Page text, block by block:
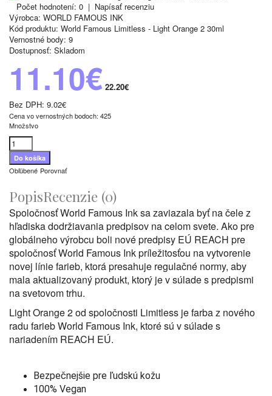
Počet hodnotení: 0 | Napísať recenziu
Výrobca: WORLD FAMOUS INK
Kód produktu: World Famous Limitless - Light Orange 2 30ml
Vernostné body: 9
Dostupnosť: Skladom
11.10€ 22.20€
Bez DPH: 9.02€
Cena vo vernostných bodoch: 425
Množstvo
Obľúbené Porovnať
PopisRecenzie (0)
Spoločnosť World Famous Ink sa zaviazala byť na čele z
hľadiska dodržiavania predpisov na celom svete. Ako pre
globálneho výrobcu boli nové predpisy EÚ REACH pre
spoločnosť World Famous Ink príležitosťou na vytvorenie
novej línie farieb, ktorá presahuje regulačné normy, aby
mala aktualizovaný produkt, ktorý je v súlade s predpismi
na svetovom trhu.
Light Orange 2 od spoločnosti Limitless je farba z nového
radu farieb World Famous Ink, ktoré sú v súlade s
nariadením REACH EÚ.
Bezpečnejšie pre ľudskú kožu
100% Vegan